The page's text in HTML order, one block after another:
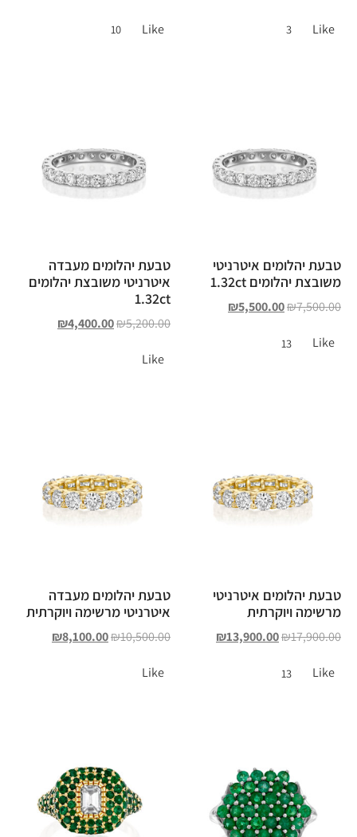
Like
3
Like
10
טבעת יהלומים איטרניטי
משובצת יהלומים 1.32ct
₪7,500.00
₪5,500.00
Like
13
טבעת יהלומים מעבדה
איטרניטי משובצת יהלומים
1.32ct
₪5,200.00
₪4,400.00
Like
טבעת יהלומים איטרניטי
מרשימה ויוקרתית
₪17,900.00
₪13,900.00
Like
13
טבעת יהלומים מעבדה
איטרניטי מרשימה ויוקרתית
₪10,500.00
₪8,100.00
Like